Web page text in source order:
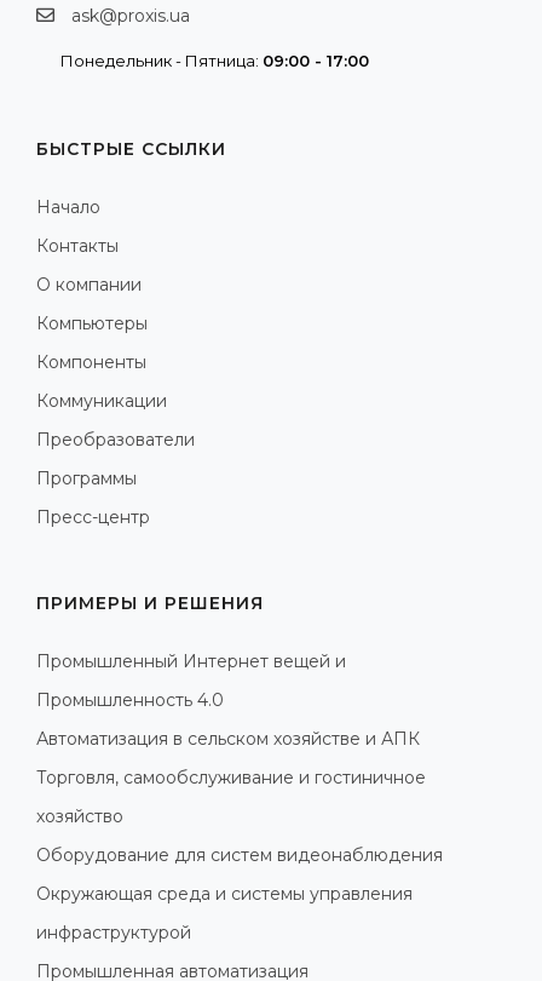
ask@proxis.ua
Понедельник - Пятница: 09:00 - 17:00
БЫСТРЫЕ ССЫЛКИ
Начало
Контакты
О компании
Компьютеры
Компоненты
Коммуникации
Преобразователи
Программы
Пресс-центр
ПРИМЕРЫ И РЕШЕНИЯ
Промышленный Интернет вещей и
Промышленность 4.0
Автоматизация в сельском хозяйстве и АПК
Торговля, самообслуживание и гостиничное
хозяйство
Оборудование для систем видеонаблюдения
Окружающая среда и системы управления
инфраструктурой
Промышленная автоматизация